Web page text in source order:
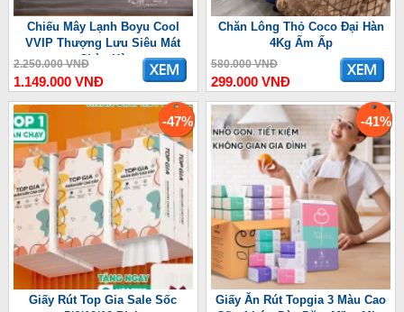
Chiếu Mây Lạnh Boyu Cool
VVIP Thượng Lưu Siêu Mát
Chào Hè
2.250.000 VNĐ
1.149.000 VNĐ
Chăn Lông Thỏ Coco Đại Hàn
4Kg Ấm Ấp
580.000 VNĐ
299.000 VNĐ
-47%
Giấy Rút Top Gia Sale Sốc
-41%
Giấy Ăn Rút Topgia 3 Màu Cao